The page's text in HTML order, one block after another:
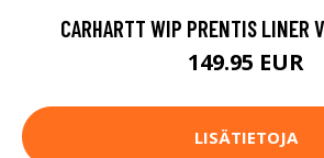
CARHARTT WIP PRENTIS LINER
149.95 EUR
LISÄTIETOJA